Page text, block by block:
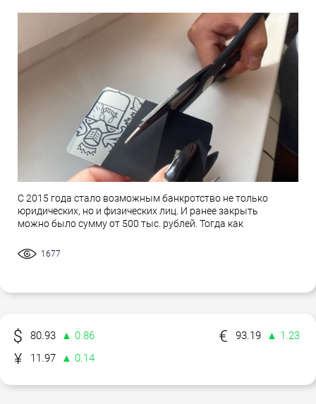
С 2015 года стало возможным банкротство не только
юридических, но и физических лиц. И ранее закрыть
можно было сумму от 500 тыс. рублей. Тогда как
1677
80.93 ▲ 0.86 93.19
▲ 1.23
11.97
▲ 0.14